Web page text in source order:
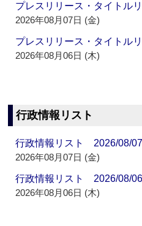
プレスリリース・タイトル
2026年08月07日 (金)
プレスリリース・タイトル
2026年08月06日 (木)
行政情報リスト
行政情報リスト 2026/08/07
2026年08月07日 (金)
行政情報リスト 2026/08/06
2026年08月06日 (木)